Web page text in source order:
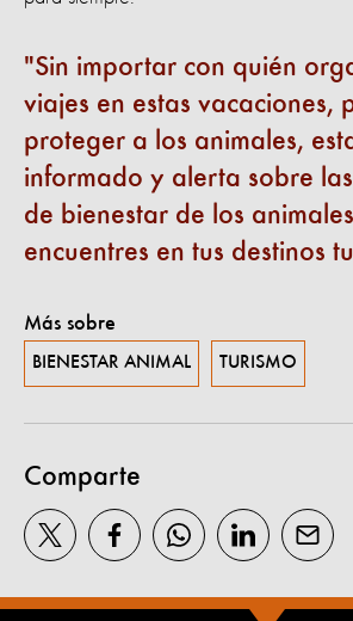
Sin importar con quién
viajes en estas vacaciones,
proteger a los animales,
informado y alerta sobre
de bienestar de los
encuentres en tus destinos
Más sobre
BIENESTAR ANIMAL TURISMO
Comparte